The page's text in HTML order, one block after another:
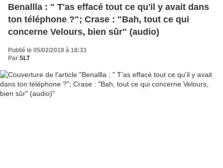
Benallla : " T'as effacé tout ce qu'il y avait dans
ton téléphone ?"; Crase : "Bah, tout ce qui
concerne Velours, bien sûr" (audio)
Publié le 05/02/2019 à 18:33
Par SLT